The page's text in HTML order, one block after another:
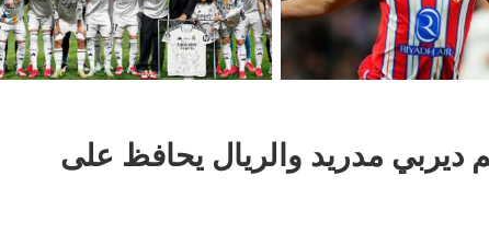
ديربي مدريد والريال يحافظ على